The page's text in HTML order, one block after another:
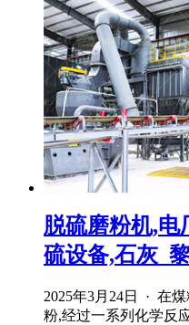
脱硫磨粉机,电
硫设备,石灰_
2025年3月24日 · 在
粉,经过一系列化学反